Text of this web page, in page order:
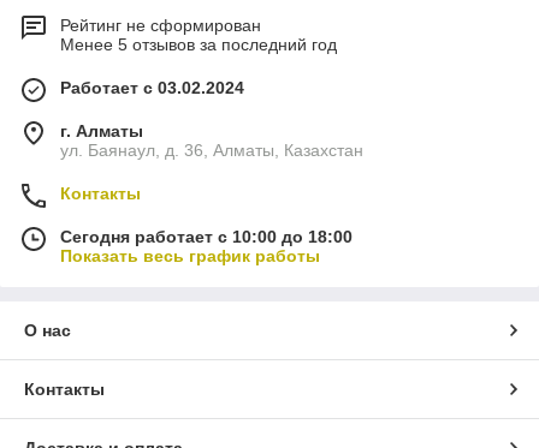
Рейтинг не сформирован
Менее 5 отзывов за последний год
Работает с 03.02.2024
г. Алматы
ул. Баянаул, д. 36, Алматы, Казахстан
Контакты
Сегодня работает с 10:00 до 18:00
Показать весь график работы
О нас
Контакты